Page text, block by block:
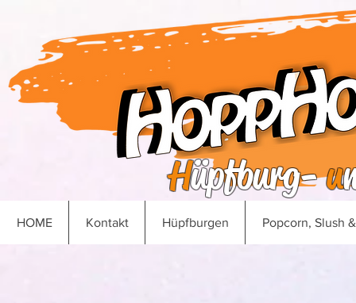
Hüpfburg-u
HOME Kontakt Hüpfburgen Popcorn, Slush